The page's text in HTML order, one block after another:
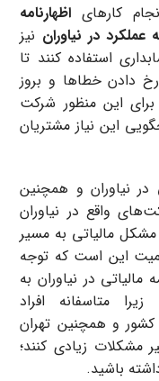
کارهای اظهارنامه
عملکرد در نیاوران نیز
استفاده کنند تا
رخ دادن خطاها و بروز
این منظور شرکت
این نیاز مشتریان
در نیاوران و همچنین
واقع در نیاوران
مالیاتی به مسیر
این است که توجه
مالیاتی در نیاوران به
متاسفانه افراد
و همچنین تهران
زیادی کنند؛
باشید.